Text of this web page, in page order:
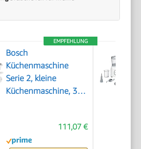
EMPFEHLUNG
Bosch
Küchenmaschine
Serie 2, kleine
Küchenmaschine, 3,8l
Scheiben, 4 Stufen,
Knethaken/Rührbesen/Schlagbesen,
111,07 €